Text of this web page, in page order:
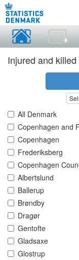
Injured and
All Denmark
Copenhagen and
Copenhagen
Frederiksberg
Copenhagen
Albertslund
Ballerup
Brøndby
Dragør
Gentofte
Gladsaxe
Glostrup